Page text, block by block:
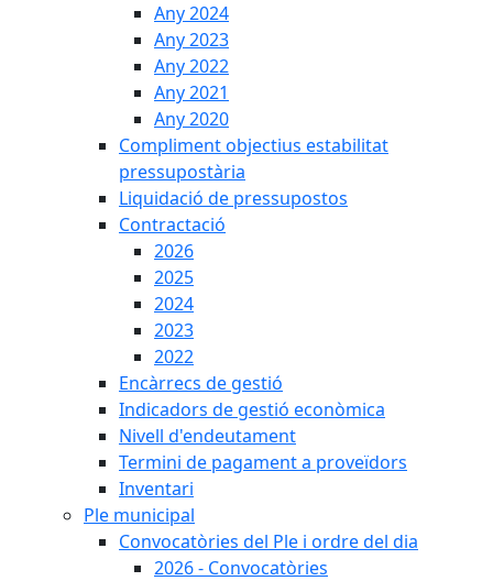
Any 2024
Any 2023
Any 2022
Any 2021
Any 2020
Compliment objectius estabilitat
pressupostària
Liquidació de pressupostos
Contractació
2026
2025
2024
2023
2022
Encàrrecs de gestió
Indicadors de gestió econòmica
Nivell d'endeutament
Termini de pagament a proveïdors
Inventari
Ple municipal
Convocatòries del Ple i ordre del dia
2026 - Convocatòries